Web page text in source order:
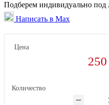
Подберем индивидуально
Написать в Max
Цена
Количество